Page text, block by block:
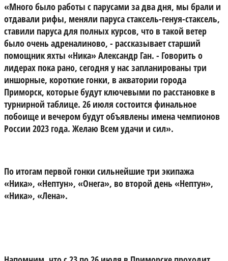
«Много было работы с парусами за два дня, мы брали и
отдавали рифы, меняли паруса стаксель-генуя-стаксель,
ставили паруса для полных курсов, что в такой ветер
было очень адреналиново, - рассказывает старший
помощник яхты «Ника» Александр Ган. - Говорить о
лидерах пока рано, сегодня у нас запланированы три
иншорные, короткие гонки, в акватории города
Приморск, которые будут ключевыми по расстановке в
турнирной таблице. 26 июля состоится финальное
побоище и вечером будут объявлены имена чемпионов
России 2023 года. Желаю Всем удачи и сил».
По итогам первой гонки сильнейшие три экипажа
«Ника», «Нептун», «Онега», во второй день «Нептун»,
«Ника», «Лена».